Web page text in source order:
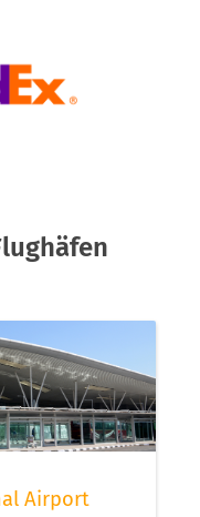
Airport